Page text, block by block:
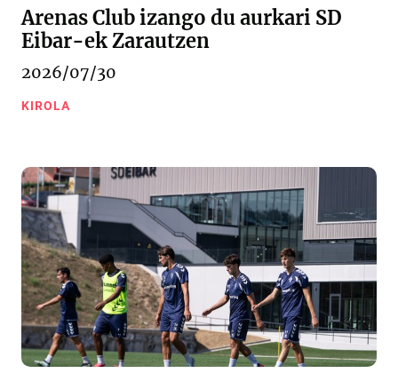
Arenas Club izango du aurkari SD
Eibar-ek Zarautzen
2026/07/30
KIROLA